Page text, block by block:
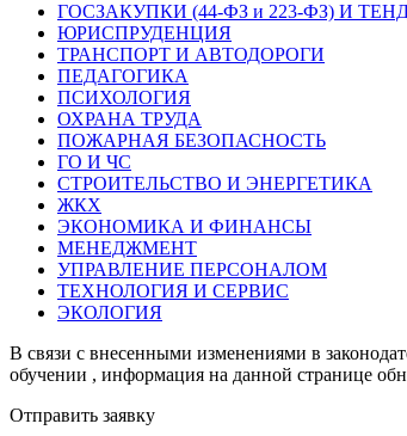
ГОСЗАКУПКИ (44-ФЗ и 223-ФЗ) И
ЮРИСПРУДЕНЦИЯ
ТРАНСПОРТ И АВТОДОРОГИ
ПЕДАГОГИКА
ПСИХОЛОГИЯ
ОХРАНА ТРУДА
ПОЖАРНАЯ БЕЗОПАСНОСТЬ
ГО И ЧС
СТРОИТЕЛЬСТВО И ЭНЕРГЕТИКА
ЖКХ
ЭКОНОМИКА И ФИНАНСЫ
МЕНЕДЖМЕНТ
УПРАВЛЕНИЕ ПЕРСОНАЛОМ
ТЕХНОЛОГИЯ И СЕРВИС
ЭКОЛОГИЯ
В связи с внесенными изменениями в
обучении , информация на данной странице
Отправить заявку